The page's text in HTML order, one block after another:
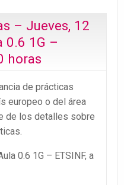
– Jueves, 12
0.6 1G –
horas
de prácticas
europeo o del área
de los detalles sobre
0.6 1G – ETSINF, a